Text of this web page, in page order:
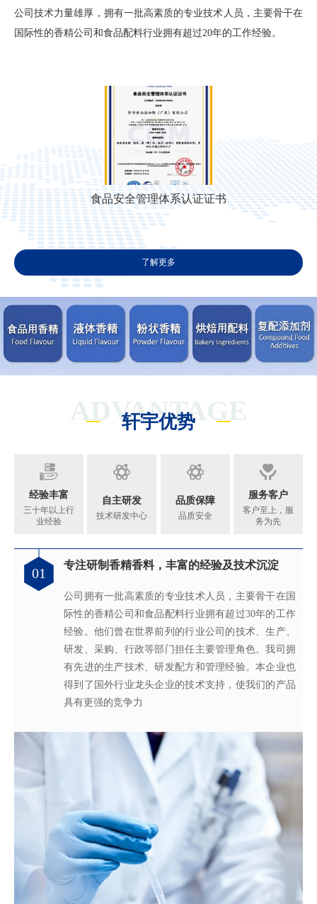
公司技术力量雄厚，拥有一批高素质的专业技术人员，主要骨干在
国际性的香精公司和食品配料行业拥有超过20年的工作经验。
食品安全管理体系认证证书
了解更多
ADVANTAGE
轩宇优势
经验丰富
三十年以上行
业经验
自主研发
技术研发中心
品质保障
品质安全
服务客户
客户至上，服
务为先
01
专注研制香精香料，丰富的经验及技术沉淀
公司拥有一批高素质的专业技术人员，主要骨干在国
际性的香精公司和食品配料行业拥有超过30年的工作
经验。他们曾在世界前列的行业公司的技术、生产、
研发、采购、行政等部门担任主要管理角色。我司拥
有先进的生产技术、研发配方和管理经验。本企业也
得到了国外行业龙头企业的技术支持，使我们的产品
具有更强的竞争力